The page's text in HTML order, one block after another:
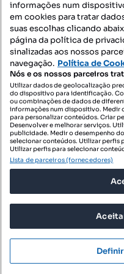
Mapa do Site
Contacte-nos
© 2026
informações num
em cookies para tratar
suas escolhas clicando
página da política de
sinalizadas aos nossos
navegação. Política de
Nós e os nossos parceiros
Utilizar dados de geolocalização
do dispositivo para identificação.
ou combinações de dados de
informações num dispositivo. Medir
para personalizar conteúdos. Criar
Desenvolver e melhorar serviços.
publicidade. Medir o desempenho
selecionar conteúdos. Utilizar perfis
Utilizar perfis para selecionar
Lista de parceiros (fornecedores)